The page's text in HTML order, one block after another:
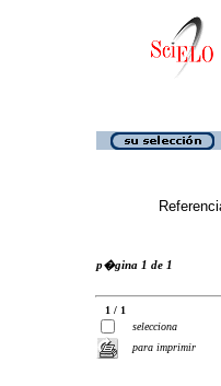
p�gina 1 de 1
1 / 1
selecciona
para imprimir